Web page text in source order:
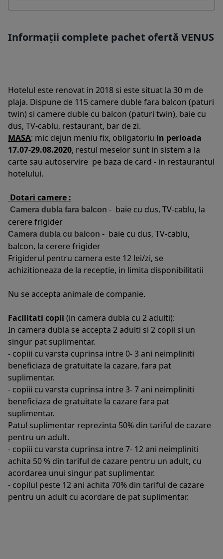
Informații complete pachet ofertă VENUS
Hotelul este renovat in 2018 si este situat la 30 m de
plaja. Dispune de 115 camere duble fara balcon (paturi
twin) si camere duble cu balcon (paturi twin), baie cu
dus, TV-cablu, restaurant, bar de zi.
MASA: mic dejun meniu fix, obligatoriu in perioada
17.07-29.08.2020, restul meselor sunt in sistem a la
carte sau autoservire pe baza de card - in restaurantul
hotelului.
Dotari camere :
Camera dubla fara balcon - baie cu dus, TV-cablu, la
cerere frigider
Camera dubla cu balcon - baie cu dus, TV-cablu,
balcon, la cerere frigider
Frigiderul pentru camera este 12 lei/zi, se
achizitioneaza de la receptie, in limita disponibilitatii
Nu se accepta animale de companie.
Facilitati copii (in camera dubla cu 2 adulti):
In camera dubla se accepta 2 adulti si 2 copii si un
singur pat suplimentar.
- copiii cu varsta cuprinsa intre 0- 3 ani neimpliniti
beneficiaza de gratuitate la cazare, fara pat
suplimentar.
- copiii cu varsta cuprinsa intre 3- 7 ani neimpliniti
beneficiaza de gratuitate la cazare fara pat
suplimentar.
Patul suplimentar reprezinta 50% din tariful de cazare
pentru un adult.
- copiii cu varsta cuprinsa intre 7- 12 ani neimpliniti
achita 50 % din tariful de cazare pentru un adult, cu
acordarea unui singur pat suplimentar.
- copilul peste 12 ani achita 70% din tariful de cazare
pentru un adult cu acordare de pat suplimentar.